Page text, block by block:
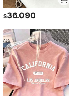
$36.090